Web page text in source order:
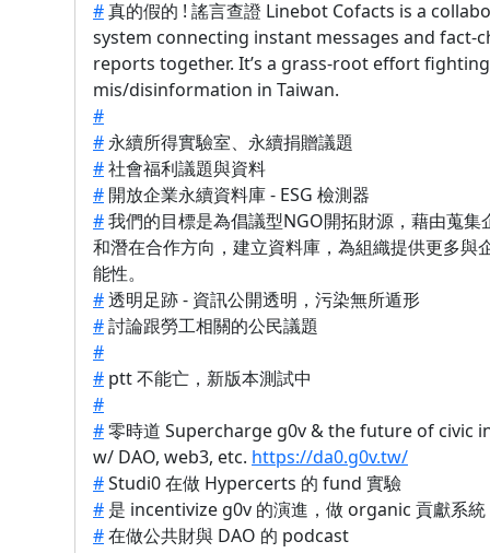
#真的假的 ! 謠言查證 Linebot Cofacts is a
system connecting instant messages and fact-
reports together. It’s a grass-root effort fighting
mis/disinformation in Taiwan.
#
# 永續所得實驗室、永續捐贈議題
#社會福利議題與資料
# 開放企業永續資料庫 - ESG 檢測器
#我們的目標是為倡議型NGO開拓財源，藉由蒐集
和潛在合作方向，建立資料庫，為組織提供更多與
能性。
#透明足跡 - 資訊公開透明，污染無所遁形
#討論跟勞工相關的公民議題
#
# ptt 不能亡，新版本測試中
#
#零時道 Supercharge g0v & the future of civic
w/ DAO, web3, etc. https://da0.g0v.tw/
#Studi0 在做 Hypercerts 的 fund 實驗
# 是 incentivize g0v 的演進，做 organic 貢獻系統
#在做公共財與 DAO 的 podcast